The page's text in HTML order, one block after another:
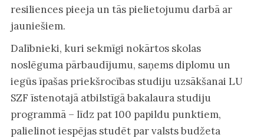
resiliences pieeja un tās pielietojumu darbā ar
jauniešiem.
Dalībnieki, kuri sekmīgi nokārtos skolas
noslēguma pārbaudījumu, saņems diplomu un
iegūs īpašas priekšrocības studiju uzsākšanai LU
SZF īstenotajā atbilstīgā bakalaura studiju
programmā – līdz pat 100 papildu punktiem,
palielinot iespējas studēt par valsts budžeta